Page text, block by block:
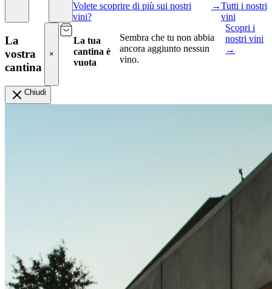
Volete scoprire di più sui nostri
vini?
→Tutti i nostri
vini
La
vostra
cantina
×
La tua
cantina è
vuota
Sembra che tu non abbia
ancora aggiunto nessun
vino.
Scopri i
nostri vini
→
Chiudi